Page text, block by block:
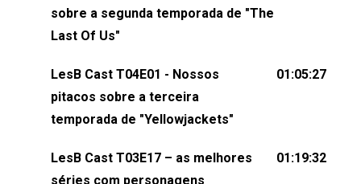
sociais:Twitter: ⁠⁠⁠⁠@lesbout_br⁠⁠⁠⁠ Instagram: ⁠⁠⁠⁠@lesbout_br⁠⁠⁠⁠
(⁠⁠⁠⁠⁠⁠@KarolenPassos⁠⁠⁠⁠⁠⁠)Participação de Bruna Fentanes
(⁠⁠⁠⁠@brunarfentanes⁠⁠⁠⁠) e Pollyelly FlorêncioEdição de
Naiady Machado
sobre a segunda temporada de "The
Last Of Us"
LesB Cast T04E01 - Nossos
pitacos sobre a terceira
temporada de "Yellowjackets"
01:05:27
LesB Cast T03E17 – as melhores
séries com personagens
01:19:32